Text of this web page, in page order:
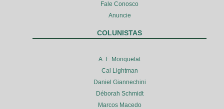
Fale Conosco
Anuncie
COLUNISTAS
A. F. Monquelat
Cal Lightman
Daniel Giannechini
Déborah Schmidt
Marcos Macedo